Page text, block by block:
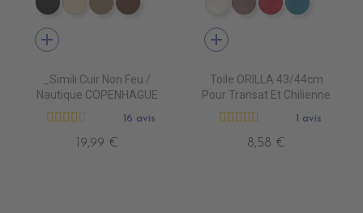
EN7005 VERT ANGLAIS
EN7001 CREME
EN7002 BEIGE
EN7003 BRUN
add
_Simili Cuir Non Feu /
Nautique COPENHAGUE
16 avis
19,99 €
DT0001 ECRU
DT0003DT0005DT0022
add
Toile ORILLA 43/44cm
Pour Transat Et Chilienne
1 avis
8,58 €